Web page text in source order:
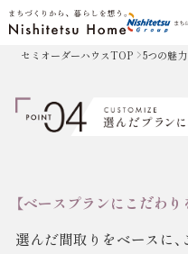
セミオーダーハウスTOP 5つの魅
【ベースプランにこだわ
選んだ間取りをベースに